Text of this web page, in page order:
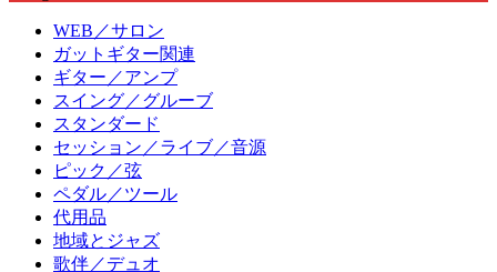
WEB／サロン
ガットギター関連
ギター／アンプ
スイング／グルーブ
スタンダード
セッション／ライブ／音源
ピック／弦
ペダル／ツール
代用品
地域とジャズ
歌伴／デュオ